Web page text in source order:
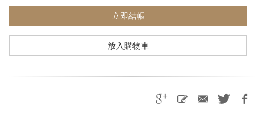
立即結帳
放入購物車